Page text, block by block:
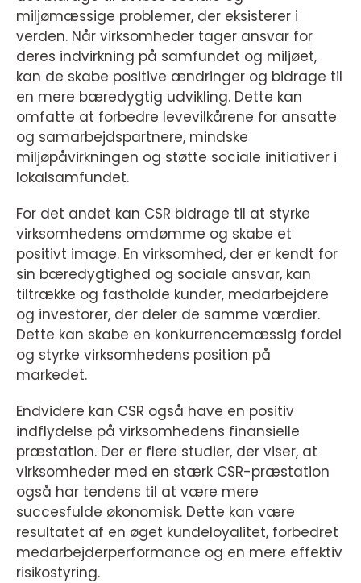
miljømæssige problemer, der eksisterer i
verden. Når virksomheder tager ansvar for
deres indvirkning på samfundet og miljøet,
kan de skabe positive ændringer og bidrage til
en mere bæredygtig udvikling. Dette kan
omfatte at forbedre levevilkårene for ansatte
og samarbejdspartnere, mindske
miljøpåvirkningen og støtte sociale initiativer i
lokalsamfundet.
For det andet kan CSR bidrage til at styrke
virksomhedens omdømme og skabe et
positivt image. En virksomhed, der er kendt for
sin bæredygtighed og sociale ansvar, kan
tiltrække og fastholde kunder, medarbejdere
og investorer, der deler de samme værdier.
Dette kan skabe en konkurrencemæssig fordel
og styrke virksomhedens position på
markedet.
Endvidere kan CSR også have en positiv
indflydelse på virksomhedens finansielle
præstation. Der er flere studier, der viser, at
virksomheder med en stærk CSR-præstation
også har tendens til at være mere
succesfulde økonomisk. Dette kan være
resultatet af en øget kundeloyalitet, forbedret
medarbejderperformance og en mere effektiv
risikostyring.